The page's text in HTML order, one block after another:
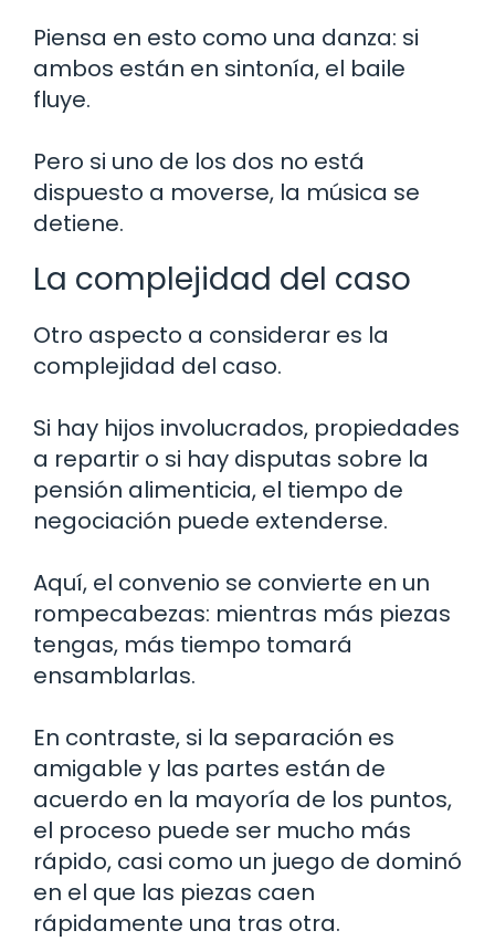
Piensa en esto como una danza: si
ambos están en sintonía, el baile
fluye.
Pero si uno de los dos no está
dispuesto a moverse, la música se
detiene.
La complejidad del caso
Otro aspecto a considerar es la
complejidad del caso.
Si hay hijos involucrados, propiedades
a repartir o si hay disputas sobre la
pensión alimenticia, el tiempo de
negociación puede extenderse.
Aquí, el convenio se convierte en un
rompecabezas: mientras más piezas
tengas, más tiempo tomará
ensamblarlas.
En contraste, si la separación es
amigable y las partes están de
acuerdo en la mayoría de los puntos,
el proceso puede ser mucho más
rápido, casi como un juego de dominó
en el que las piezas caen
rápidamente una tras otra.